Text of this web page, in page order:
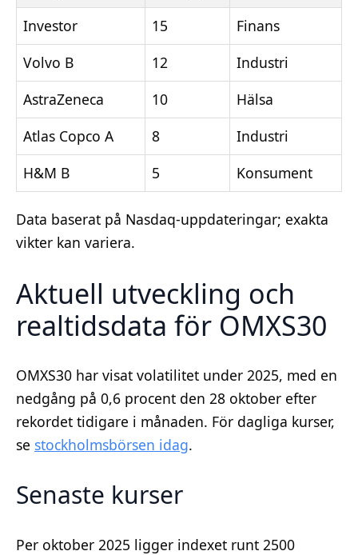
Investor
15
Finans
Volvo B
12
Industri
AstraZeneca
10
Hälsa
Atlas Copco A
8
Industri
H&M B
5 Konsument
Data baserat på Nasdaq-uppdateringar; exakta
vikter kan variera.
Aktuell utveckling och
realtidsdata för OMXS30
OMXS30 har visat volatilitet under 2025, med en
nedgång på 0,6 procent den 28 oktober efter
rekordet tidigare i månaden. För dagliga kurser,
se stockholmsbörsen idag.
Senaste kurser
Per oktober 2025 ligger indexet runt 2500